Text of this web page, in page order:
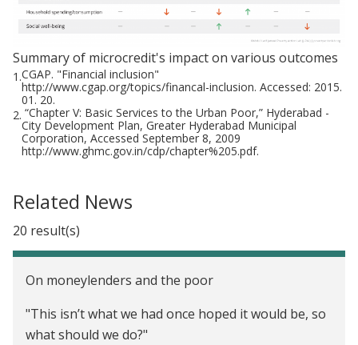
Summary of microcredit's impact on various outcomes
1.CGAP. "Financial inclusion"
http://www.cgap.org/topics/financal-inclusion. Accessed: 2015.
01. 20.
2. “Chapter V: Basic Services to the Urban Poor,” Hyderabad -
City Development Plan, Greater Hyderabad Municipal
Corporation, Accessed September 8, 2009
http://www.ghmc.gov.in/cdp/chapter%205.pdf.
Related News
20 result(s)
On moneylenders and the poor
"This isn’t what we had once hoped it would be, so
what should we do?"